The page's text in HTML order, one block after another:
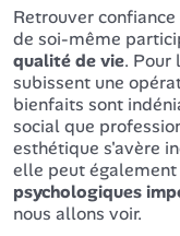
Retrouver
de soi-même
qualité de vie. Pour
subissent une
bienfaits sont
social que
esthétique s'avère
elle peut
psychologiques
nous allons voir.